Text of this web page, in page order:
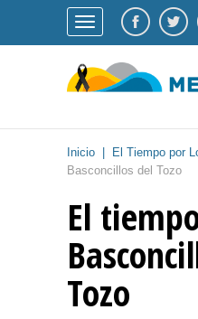
Inicio El Tiempo por
Basconcillos del Tozo
El
Tozo